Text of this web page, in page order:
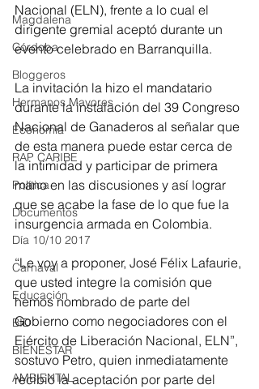
Magdalena
Córdoba
Bloggeros
Hermanos Mayores
Economía
RAP CARIBE
Política
Documentos
Día 10/10 2017
Carnaval
Educación
BID
BIENESTAR
AMBIENTAL
Nacional (ELN), frente a lo cual el
dirigente gremial aceptó durante un
evento celebrado en Barranquilla.
La invitación la hizo el mandatario
durante la instalación del 39 Congreso
Nacional de Ganaderos al señalar que
de esta manera puede estar cerca de
la intimidad y participar de primera
mano en las discusiones y así lograr
que se acabe la fase de lo que fue la
insurgencia armada en Colombia.
“Le voy a proponer, José Félix Lafaurie,
que usted integre la comisión que
hemos nombrado de parte del
Gobierno como negociadores con el
Ejército de Liberación Nacional, ELN”,
sostuvo Petro, quien inmediatamente
recibió la aceptación por parte del